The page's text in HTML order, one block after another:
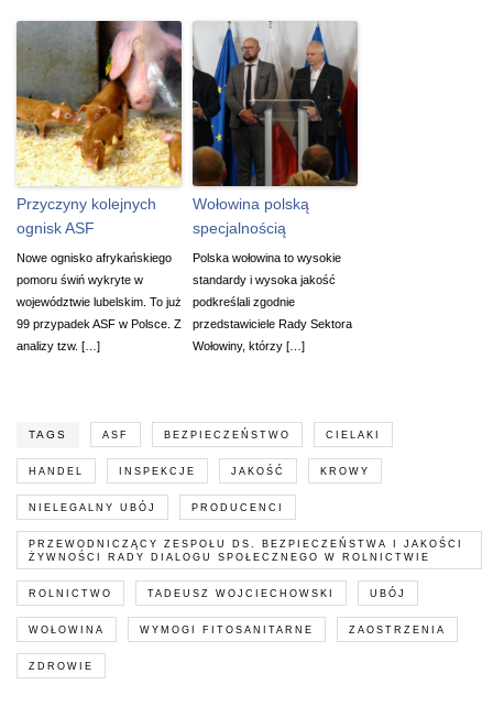
Przyczyny kolejnych
ognisk ASF
Nowe ognisko afrykańskiego
pomoru świń wykryte w
województwie lubelskim. To już
99 przypadek ASF w Polsce. Z
analizy tzw. […]
Wołowina polską
specjalnością
Polska wołowina to wysokie
standardy i wysoka jakość
podkreślali zgodnie
przedstawiciele Rady Sektora
Wołowiny, którzy […]
TAGS ASF BEZPIECZEŃSTWO CIELAKI
HANDEL INSPEKCJE JAKOŚĆ KROWY
NIELEGALNY UBÓJ PRODUCENCI
PRZEWODNICZĄCY ZESPOŁU DS. BEZPIECZEŃSTWA I JAKOŚCI
ŻYWNOŚCI RADY DIALOGU SPOŁECZNEGO W ROLNICTWIE
ROLNICTWO TADEUSZ WOJCIECHOWSKI UBÓJ
WOŁOWINA WYMOGI FITOSANITARNE ZAOSTRZENIA
ZDROWIE